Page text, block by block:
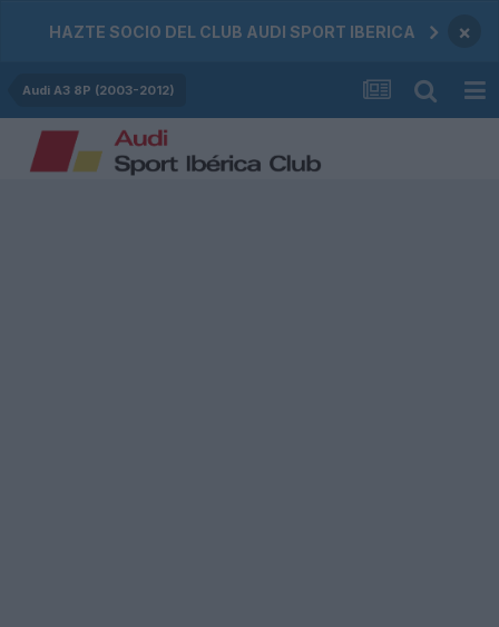
HAZTE SOCIO DEL CLUB AUDI SPORT IBERICA ×
Audi A3 8P (2003-2012)